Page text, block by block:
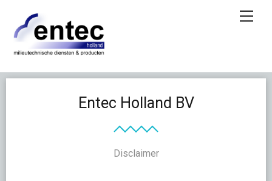
content
Entec Holland BV
Disclaimer